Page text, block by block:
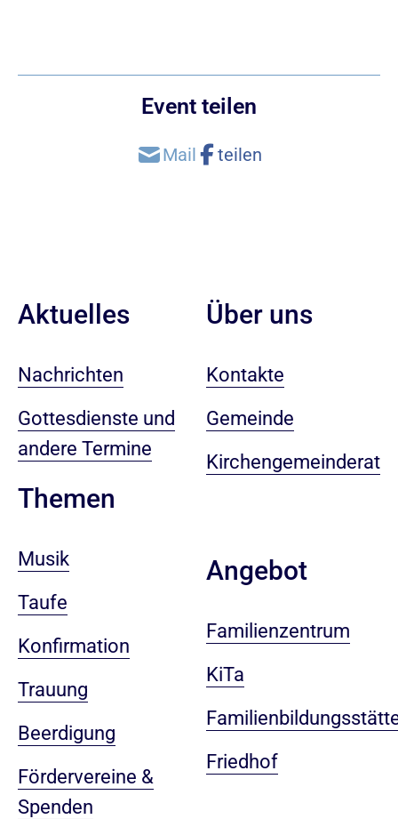
Event teilen
Aktuelles
Nachrichten
Gottesdienste und
andere Termine
Themen
Musik
Taufe
Konfirmation
Trauung
Beerdigung
Fördervereine &
Spenden
Über uns
Kontakte
Gemeinde
Kirchengemeinderat
Angebot
Familienzentrum
KiTa
Friedhof